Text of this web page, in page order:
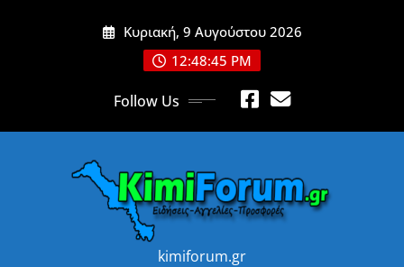
Κυριακή, 9 Αυγούστου 2026
12:48:47 PM
Follow Us
kimiforum.gr